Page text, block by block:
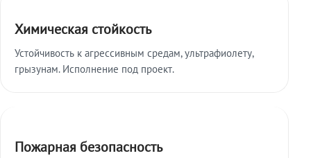
Химическая стойкость
Устойчивость к агрессивным средам, ультрафиолету,
грызунам. Исполнение под проект.
Пожарная безопасность